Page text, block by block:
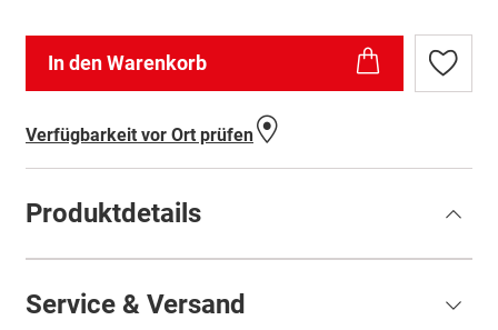
In den Warenkorb
Zur
Verfügbarkeit vor Ort prüfen
Produktdetails
Service & Versand